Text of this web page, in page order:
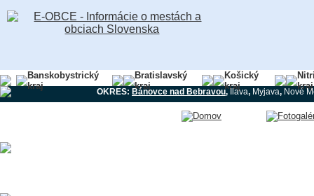
Banskobystrický
kraj
Bratislavský
kraj
Košický
kraj
kraj
OKRES: Bánovce nad Bebravou,Ilava, Myjava, Nové